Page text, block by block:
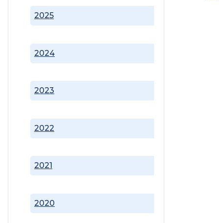
2020
2021
2022
2023
2024
2025